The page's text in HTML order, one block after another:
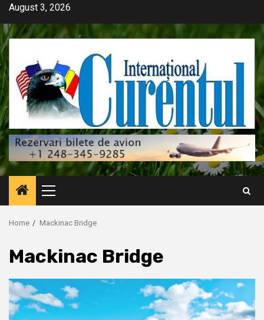
Skip
content
August 3, 2026
Primary
Menu
Home Mackinac Bridge
Mackinac Bridge